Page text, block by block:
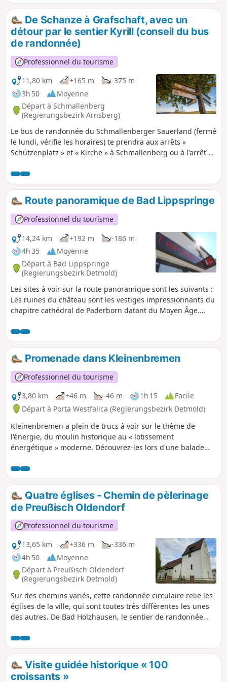
De Schanze à Grafschaft, avec un
détour par le sentier Kyrill (conseil du bus
de randonnée)
Professionnel du tourisme
11,80 km
+165 m
-375 m
3h 50
Moyenne
Départ à Schmallenberg
(Regierungsbezirk Arnsberg)
Le bus de randonnée du Schmallenberger Sauerland (fermé
le lundi, vérifie les horaires) te prendra aux arrêts «
Schützenplatz » et « Kirche » à Schmallenberg ou à l'arrêt «
randonnée à Schanze. De là, tu marches sans montées
notables sur le sentier Kyrill-Pfad Schanze, en passant
devant les sculptures « Krummstab », « Hexenplatz » et «
Blinker II » jusqu'à Grafschaft.
Route panoramique de Bad Lippspringe
Professionnel du tourisme
14,24 km
+192 m
-186 m
4h 35
Moyenne
Départ à Bad Lippspringe
(Regierungsbezirk Detmold)
Les sites à voir sur la route panoramique sont les suivants :
Les ruines du château sont les vestiges impressionnants du
chapitre cathédral de Paderborn datant du Moyen Âge.
mariages et des soirées gastronomiques. Le palais princier
rappelle l'époque fastueuse des thermes d'antan, lorsqu'il
servait de maison de cure au duc Adolphe de Nassau et à
sa cour. C'est aujourd'hui le plus ancien bâtiment des
installations thermales de Bad Lippspringe. La région
autour du lac Dedinger-Heide-See est un coin sympa pour
se détendre et un lieu de reproduction pour plein d'oiseaux
aquatiques, avec un circuit de randonnée.
Promenade dans Kleinenbremen
Professionnel du tourisme
3,80 km
+46 m -46 m 1h 15
Facile
Départ à Porta Westfalica (Regierungsbezirk Detmold)
Kleinenbremen a plein de trucs à voir sur le thème de
l'énergie, du moulin historique au « lotissement
énergétique » moderne. Découvrez-les lors d'une balade
sentier de randonnée A4.
Quatre églises - Chemin de pèlerinage
de Preußisch Oldendorf
Professionnel du tourisme
13,65 km
+336 m
-336 m
4h 50
Moyenne
Départ à Preußisch Oldendorf
(Regierungsbezirk Detmold)
Sur des chemins variés, cette randonnée circulaire relie les
églises de la ville, qui sont toutes très différentes les unes
des autres. De Bad Holzhausen, le sentier de randonnée
à Börninghausen dans la vallée de l'Eggetal, en passant par
la crête du Wiehengebirge. Une montée vers Limberg, qui
passe devant la maison forestière et les ruines du château,
ramène à Bad Holzhausen. La randonnée peut commencer
Visite guidée historique « 100
croissants »